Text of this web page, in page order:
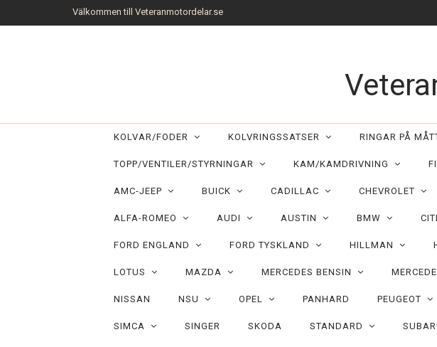
Välkommen till Veteranmotordelar.se
KOLVAR/FODER KOLVRINGSSATSER RINGAR PÅ
TOPP/VENTILER/STYRNINGAR KAM/KAMDRIVNING
AMC-JEEP BUICK CADILLAC CHEVROLET
ALFA-ROMEO AUDI AUSTIN BMW
FORD ENGLAND FORD TYSKLAND HILLMAN
LOTUS MAZDA MERCEDES BENSIN
NISSAN NSU OPEL PANHARD PEUGEOT
SIMCA SINGER SKODA STANDARD